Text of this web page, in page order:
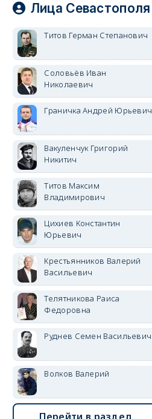
Лица Севастополя
Титов Герман Степанович
Соловьёв Иван
Николаевич
Граничка Андрей Юрьевич
Вакуленчук Григорий
Никитич
Титов Максим
Владимирович
Цихиев Константин
Юрьевич
Крестьянников Валерий
Васильевич
Телятникова Раиса
Федоровна
Руднев Семен Васильевич
Волков Валерий